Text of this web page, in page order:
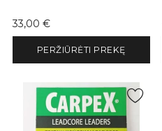
Kaina
33,00 €
PERŽIŪRĖTI PREKĘ